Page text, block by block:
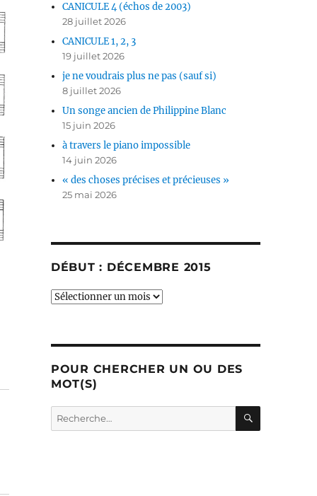
CANICULE 4 (échos de 2003)
28 juillet 2026
CANICULE 1, 2, 3
19 juillet 2026
je ne voudrais plus ne pas (sauf si)
8 juillet 2026
Un songe ancien de Philippine Blanc
15 juin 2026
à travers le piano impossible
14 juin 2026
« des choses précises et précieuses »
25 mai 2026
DÉBUT : DÉCEMBRE 2015
début
POUR CHERCHER UN OU DES
MOT(S)
Recherche
pour :